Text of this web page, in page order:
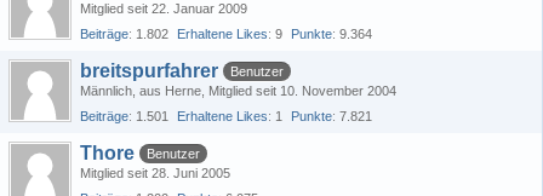
Mitglied seit 22. Januar 2009
Beiträge 1.802 Erhaltene Likes 9 Punkte 9.364
breitspurfahrer
Benutzer
Männlich aus Herne Mitglied seit 10. November 2004
Beiträge 1.501 Erhaltene Likes 1 Punkte 7.821
Thore
Benutzer
Mitglied seit 28. Juni 2005